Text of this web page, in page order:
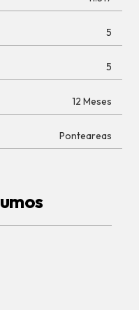
5
5
12 Meses
Ponteareas